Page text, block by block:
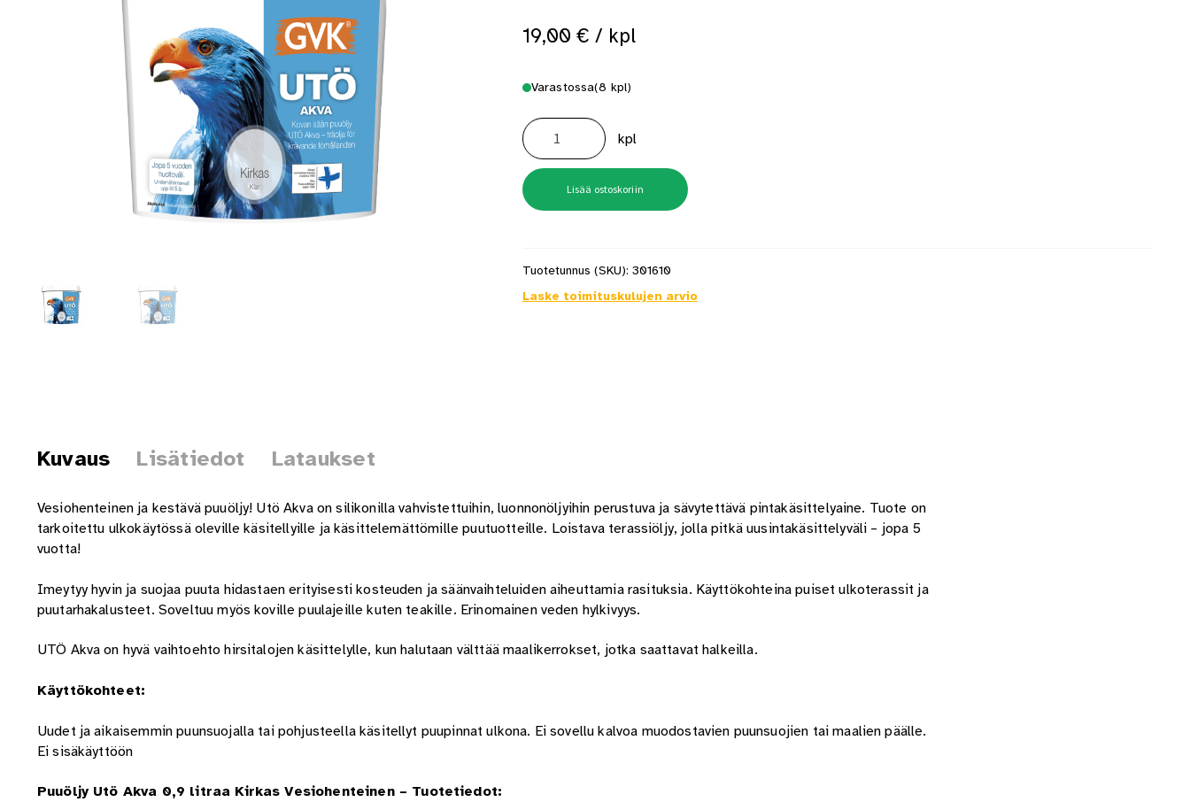
19,00 € / kpl
Varastossa(8 kpl)
Puuöljy
Utö
Akva
0,9
Kirkas
Vesiohenteinen
määrä
kpl
Lisää ostoskoriin
Tuotetunnus (SKU): 301610
Laske toimituskulujen arvio
Kuvaus Lisätiedot Lataukset
Vesiohenteinen ja kestävä puuöljy! Utö Akva on silikonilla vahvistettuihin, luonnonöljyihin perustuva ja sävytettävä pintakäsittelyaine. Tuote on
tarkoitettu ulkokäytössä oleville käsitellyille ja käsittelemättömille puutuotteille. Loistava terassiöljy, jolla pitkä uusintakäsittelyväli – jopa 5
vuotta!
Imeytyy hyvin ja suojaa puuta hidastaen erityisesti kosteuden ja säänvaihteluiden aiheuttamia rasituksia. Käyttökohteina puiset ulkoterassit ja
puutarhakalusteet. Soveltuu myös koville puulajeille kuten teakille. Erinomainen veden hylkivyys.
UTÖ Akva on hyvä vaihtoehto hirsitalojen käsittelylle, kun halutaan välttää maalikerrokset, jotka saattavat halkeilla.
Käyttökohteet:
Uudet ja aikaisemmin puunsuojalla tai pohjusteella käsitellyt puupinnat ulkona. Ei sovellu kalvoa muodostavien puunsuojien tai maalien päälle.
Ei sisäkäyttöön
Puuöljy Utö Akva 0,9 litraa Kirkas Vesiohenteinen – Tuotetiedot: